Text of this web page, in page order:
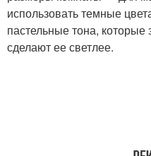
использовать темные
пастельные тона, которые
сделают ее светлее.